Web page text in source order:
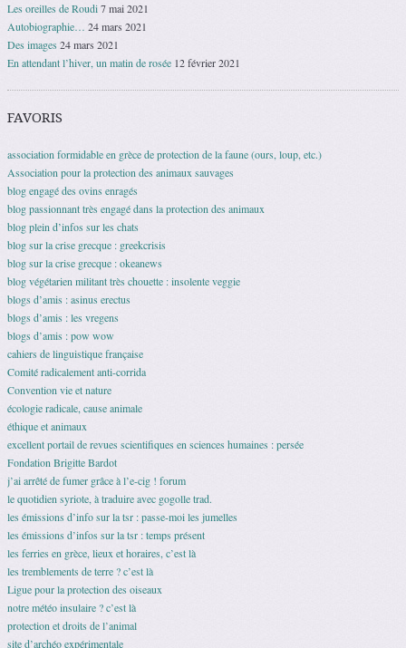
Les oreilles de Roudi7 mai 2021
Autobiographie… 24 mars 2021
Des images 24 mars 2021
En attendant l’hiver, un matin de rosée 12 février 2021
FAVORIS
association formidable en grèce de protection de la faune (ours, loup, etc.)
Association pour la protection des animaux sauvages
blog engagé des ovins enragés
blog passionnant très engagé dans la protection des animaux
blog plein d’infos sur les chats
blog sur la crise grecque : greekcrisis
blog sur la crise grecque : okeanews
blog végétarien militant très chouette : insolente veggie
blogs d’amis : asinus erectus
blogs d’amis : les vregens
blogs d’amis : pow wow
cahiers de linguistique française
Comité radicalement anti-corrida
Convention vie et nature
écologie radicale, cause animale
éthique et animaux
excellent portail de revues scientifiques en sciences humaines : persée
Fondation Brigitte Bardot
j’ai arrêté de fumer grâce à l’e-cig ! forum
le quotidien syriote, à traduire avec gogolle trad.
les émissions d’info sur la tsr : passe-moi les jumelles
les émissions d’infos sur la tsr : temps présent
les ferries en grèce, lieux et horaires, c’est là
les tremblements de terre ? c’est là
Ligue pour la protection des oiseaux
notre météo insulaire ? c’est là
protection et droits de l’animal
site d’archéo expérimentale